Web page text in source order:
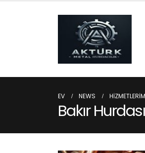
EV NEWS
Bakır